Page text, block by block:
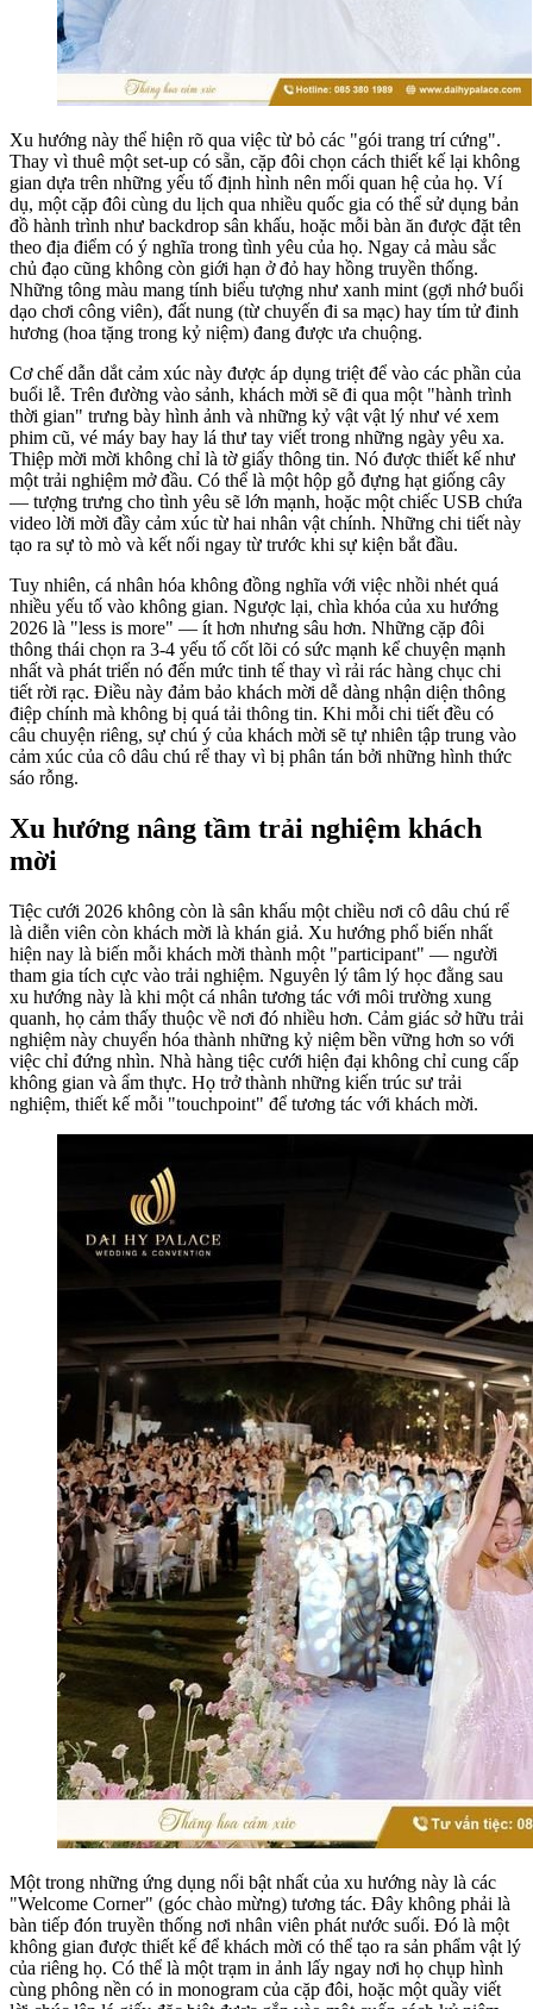
Xu hướng này thể hiện rõ qua việc từ bỏ các "gói trang trí cứng".
Thay vì thuê một set-up có sẵn, cặp đôi chọn cách thiết kế lại không
gian dựa trên những yếu tố định hình nên mối quan hệ của họ. Ví
dụ, một cặp đôi cùng du lịch qua nhiều quốc gia có thể sử dụng bản
đồ hành trình như backdrop sân khấu, hoặc mỗi bàn ăn được đặt tên
theo địa điểm có ý nghĩa trong tình yêu của họ. Ngay cả màu sắc
chủ đạo cũng không còn giới hạn ở đỏ hay hồng truyền thống.
Những tông màu mang tính biểu tượng như xanh mint (gợi nhớ buổi
dạo chơi công viên), đất nung (từ chuyến đi sa mạc) hay tím tử đinh
hương (hoa tặng trong kỷ niệm) đang được ưa chuộng.
Cơ chế dẫn dắt cảm xúc này được áp dụng triệt để vào các phần của
buổi lễ. Trên đường vào sảnh, khách mời sẽ đi qua một "hành trình
thời gian" trưng bày hình ảnh và những kỷ vật vật lý như vé xem
phim cũ, vé máy bay hay lá thư tay viết trong những ngày yêu xa.
Thiệp mời mời không chỉ là tờ giấy thông tin. Nó được thiết kế như
một trải nghiệm mở đầu. Có thể là một hộp gỗ đựng hạt giống cây
— tượng trưng cho tình yêu sẽ lớn mạnh, hoặc một chiếc USB chứa
video lời mời đầy cảm xúc từ hai nhân vật chính. Những chi tiết này
tạo ra sự tò mò và kết nối ngay từ trước khi sự kiện bắt đầu.
Tuy nhiên, cá nhân hóa không đồng nghĩa với việc nhồi nhét quá
nhiều yếu tố vào không gian. Ngược lại, chìa khóa của xu hướng
2026 là "less is more" — ít hơn nhưng sâu hơn. Những cặp đôi
thông thái chọn ra 3-4 yếu tố cốt lõi có sức mạnh kể chuyện mạnh
nhất và phát triển nó đến mức tinh tế thay vì rải rác hàng chục chi
tiết rời rạc. Điều này đảm bảo khách mời dễ dàng nhận diện thông
điệp chính mà không bị quá tải thông tin. Khi mỗi chi tiết đều có
câu chuyện riêng, sự chú ý của khách mời sẽ tự nhiên tập trung vào
cảm xúc của cô dâu chú rể thay vì bị phân tán bởi những hình thức
sáo rỗng.
Xu hướng nâng tầm trải nghiệm khách
mời
Tiệc cưới 2026 không còn là sân khấu một chiều nơi cô dâu chú rể
là diễn viên còn khách mời là khán giả. Xu hướng phổ biến nhất
hiện nay là biến mỗi khách mời thành một "participant" — người
tham gia tích cực vào trải nghiệm. Nguyên lý tâm lý học đằng sau
xu hướng này là khi một cá nhân tương tác với môi trường xung
quanh, họ cảm thấy thuộc về nơi đó nhiều hơn. Cảm giác sở hữu trải
nghiệm này chuyển hóa thành những kỷ niệm bền vững hơn so với
việc chỉ đứng nhìn. Nhà hàng tiệc cưới hiện đại không chỉ cung cấp
không gian và ẩm thực. Họ trở thành những kiến trúc sư trải
nghiệm, thiết kế mỗi "touchpoint" để tương tác với khách mời.
Một trong những ứng dụng nổi bật nhất của xu hướng này là các
"Welcome Corner" (góc chào mừng) tương tác. Đây không phải là
bàn tiếp đón truyền thống nơi nhân viên phát nước suối. Đó là một
không gian được thiết kế để khách mời có thể tạo ra sản phẩm vật lý
của riêng họ. Có thể là một trạm in ảnh lấy ngay nơi họ chụp hình
cùng phông nền có in monogram của cặp đôi, hoặc một quầy viết